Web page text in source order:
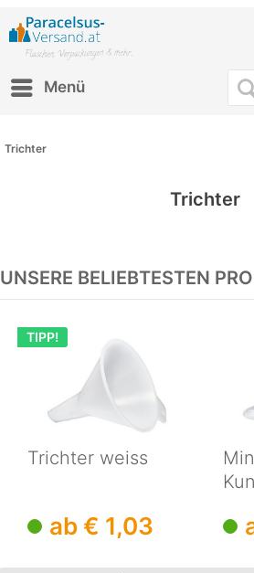
Menü
Trichter
Trichter
UNSERE BELIEBTESTEN
TIPP!
Trichter weiss
ab € 1,03